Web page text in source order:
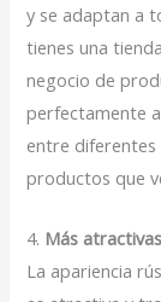
y se adaptan a
tienes una
negocio de
perfectamente
entre diferentes
productos que
4. Más
La apariencia